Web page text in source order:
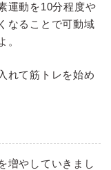
運動を10分程度や
なることで可動域
。
れて筋トレを始め
増やしていきまし